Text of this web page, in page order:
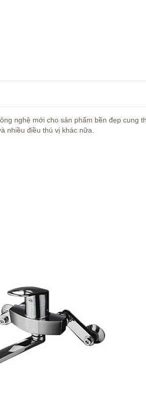
nghệ mới cho sản phẩm bền đẹp cung
nhiều điều thú vị khác nữa.